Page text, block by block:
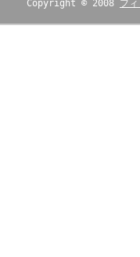
Copyright © 2008 フ